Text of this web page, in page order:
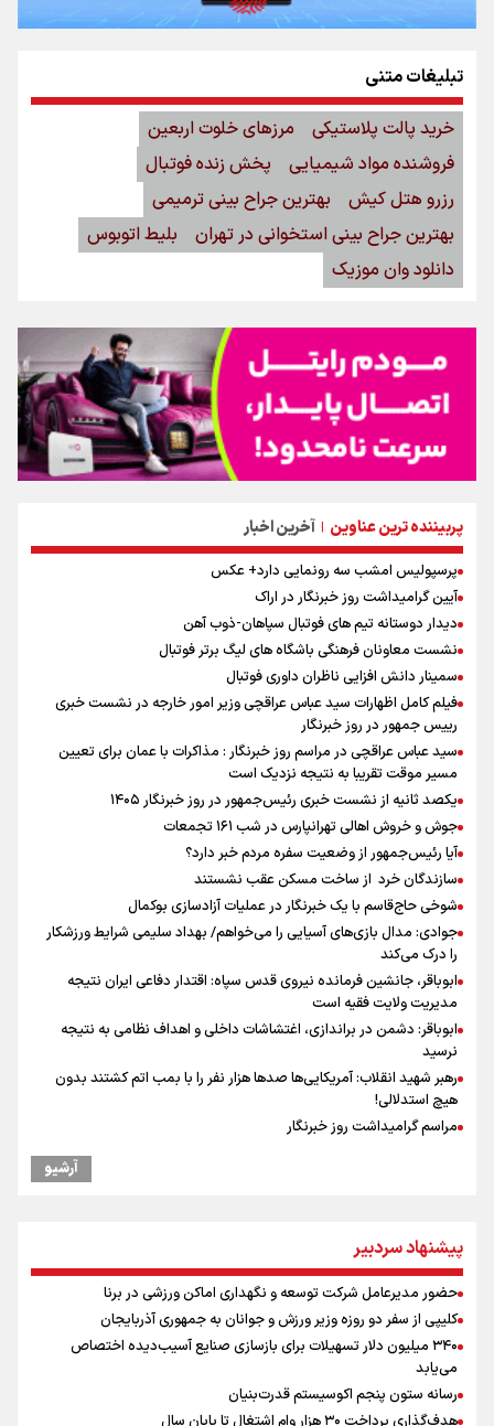
پربیننده ترین عناوین | آخرین اخبار
پرسپولیس امشب سه رونمایی دارد+ عکس
آیین گرامیداشت روز خبرنگار در اراک
دیدار دوستانه تیم های فوتبال سپاهان-ذوب آهن
نشست معاونان فرهنگی باشگاه های لیگ برتر فوتبال
سمینار دانش افزایی ناظران داوری فوتبال
فیلم کامل اظهارات سید عباس عراقچی وزیر امور خارجه در نشست خبری
رییس جمهور در روز خبرنگار
سید عباس عراقچی در مراسم روز خبرنگار : مذاکرات با عمان برای تعیین
مسیر موقت تقریبا به نتیجه نزدیک است
یکصد ثانیه از نشست خبری رئیس‌جمهور در روز خبرنگار ۱۴۰۵
جوش و خروش اهالی تهرانپارس در شب ۱۶۱ تجمعات
آیا رئیس‌جمهور از وضعیت سفره مردم خبر دارد؟
سازندگان خرد از ساخت مسکن عقب نشستند
شوخی حاج‌قاسم با یک خبرنگار در عملیات آزادسازی بوکمال
جوادی: مدال بازی‌های آسیایی را می‌خواهم/ بهداد سلیمی شرایط ورزشکار
را درک می‌کند
ابوباقر، جانشین فرمانده نیروی قدس سپاه: اقتدار دفاعی ایران نتیجه
مدیریت ولایت فقیه است
ابوباقر: دشمن در براندازی، اغتشاشات داخلی و اهداف نظامی به نتیجه
نرسید
رهبر شهید انقلاب: آمریکایی‌ها صدها هزار نفر را با بمب اتم کشتند بدون
هیچ استدلالی!
مراسم گرامیداشت روز خبرنگار
ونس: در حال کار بر روی ایجاد یک سیستم ناوبری امن هستیم
علی‌نژاد در مراسم انجمن ورزشی نویسان در روز خبرنگار : رسانه‌های خبری
در سال گذشته تا به امروز اتفاقات بزرگی را رقم زدند
صعود دانشگاه آزاد اسلامی استان البرز از رتبه D به رتبه ممتاز A+++++
سیدمناف هاشمی در مراسم انجمن ورزشی نویسان : قدردان زحمات اهالی
رسانه به ویژه ورزشی نویسان هستیم
نقش و مسئولیت رسانه‌ها در شرایط حساس کشور مهم و تعیین‌کننده
آرشیو
پیشنهاد سردبیر
حضور مدیرعامل شرکت توسعه و نگهداری اماکن ورزشی در برنا
کلیپی از سفر دو روزه وزیر ورزش و جوانان به جمهوری آذربایجان
۳۴۰ میلیون دلار تسهیلات برای بازسازی صنایع آسیب‌دیده اختصاص
می‌یابد
رسانه ستون پنجم اکوسیستم قدرت‌بنیان
هدف‌گذاری پرداخت ۳۰ هزار وام اشتغال تا پایان سال
تبلیغات متنی
خرید پالت پلاستیکی
مرزهای خلوت اربعین
فروشنده مواد شیمیایی
پخش زنده فوتبال
رزرو هتل کیش
بهترین جراح بینی ترمیمی
بهترین جراح بینی استخوانی در تهران
بلیط اتوبوس
دانلود وان موزیک